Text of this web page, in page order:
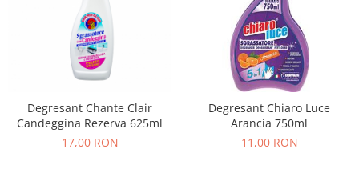
Degresant Chante Clair
Candeggina Rezerva 625ml
17,00 RON
Degresant Chiaro Luce
Arancia 750ml
11,00 RON